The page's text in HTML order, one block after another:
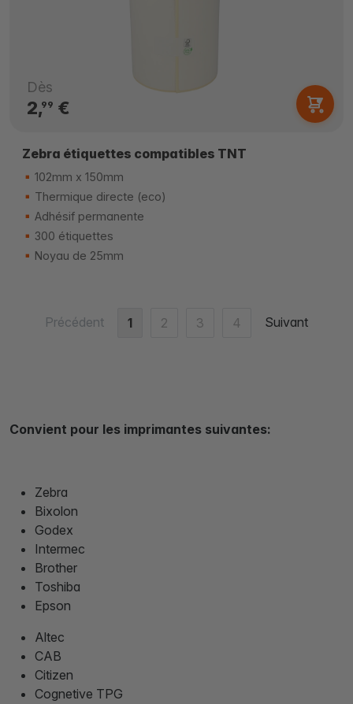
Dès
2,99 €
Zebra étiquettes compatibles TNT
102mm x 150mm
Thermique directe (eco)
Adhésif permanente
300 étiquettes
Noyau de 25mm
Précédent 1 2 3 4 Suivant
Convient pour les imprimantes suivantes:
Zebra
Bixolon
Godex
Intermec
Brother
Toshiba
Epson
Altec
CAB
Citizen
Cognetive TPG